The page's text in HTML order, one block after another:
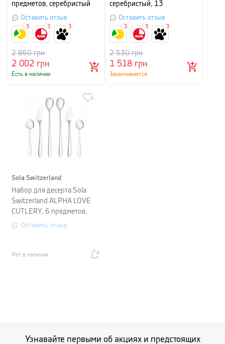
предметов, серебристый
Оставить отзыв
2 002 грн
2 860грн
Есть в наличии
3 3 3
серебристый, 13
предметов
Оставить отзыв
1 518 грн
2 530грн
Заканчивается
3 3 3
Sola Switzerland
Набор для десерта Sola
Switzerland ALPHA LOVE
CUTLERY, 6 предметов,
серебристый
Оставить отзыв
Нет в наличии
Узнавайте первыми об акциях и предстоящих